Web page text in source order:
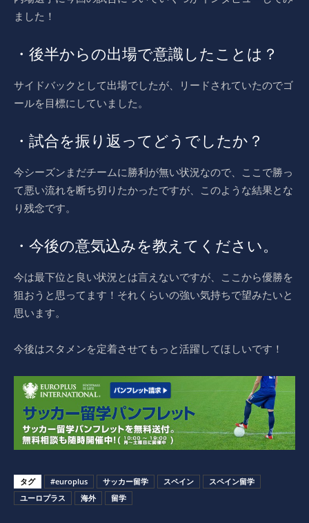
ました！
・後半からの出場で意識したことは？
サイドバックとして出場でしたが、リードされていたのでゴ
ールを目標にしていました。
・試合を振り返ってどうでしたか？
今シーズンまだチームに勝利が無い状況なので、ここで勝っ
て悪い流れを断ち切りたかったですが、このような結果とな
り残念です。
・今後の意気込みを教えてください。
今は最下位と良い状況とは言えないですが、ここから優勝を
狙おうと思ってます！それくらいの強い気持ちで望みたいと
思います。
今後はスタメンを定着させてもっと活躍してほしいです！
タグ #europlus サッカー留学 スペイン
スペイン留学
ユーロプラス
海外 留学